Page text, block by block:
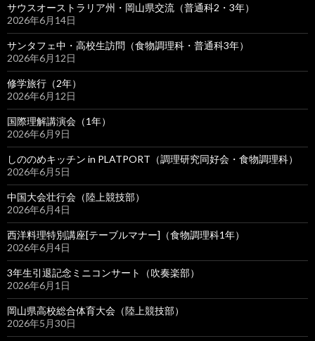
サウスオーストラリア州・岡山県交流（普通科2・3年）
2026年6月14日
サンタフェ中・高校生訪問（食物調理科・普通科3年）
2026年6月12日
修学旅行（2年）
2026年6月12日
国際理解講演会（1年）
2026年6月9日
しののめキッチン in PLATPORT（調理研究同好会・食物調理科）
2026年6月5日
中国大会壮行会（陸上競技部）
2026年6月4日
西洋料理特別講座[テーブルマナー]（食物調理科1年）
2026年6月4日
3年生引退記念ミニコンサート（吹奏楽部）
2026年6月1日
岡山県高校総合体育大会（陸上競技部）
2026年5月30日